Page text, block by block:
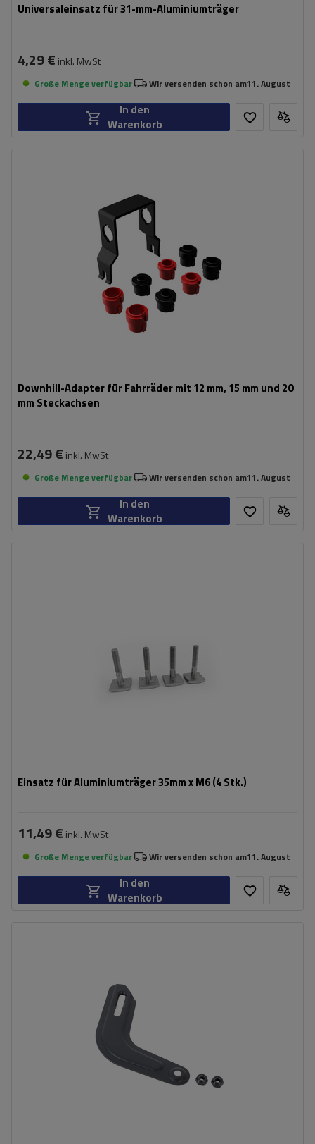
Universaleinsatz für 31-mm-Aluminiumträger
4,29 € inkl. MwSt
Große Menge verfügbar Wir versenden schon am11. August
In den
Warenkorb
Downhill-Adapter für Fahrräder mit 12 mm, 15 mm und 20
mm Steckachsen
22,49 € inkl. MwSt
Große Menge verfügbar Wir versenden schon am11. August
In den
Warenkorb
Einsatz für Aluminiumträger 35mm x M6 (4 Stk.)
11,49 € inkl. MwSt
Große Menge verfügbar Wir versenden schon am11. August
In den
Warenkorb